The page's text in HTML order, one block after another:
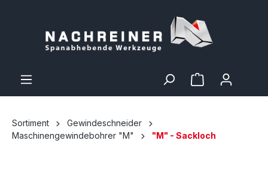
Sortiment
Gewindeschneider
Maschinengewindebohrer "M"
"M" - Sackloch